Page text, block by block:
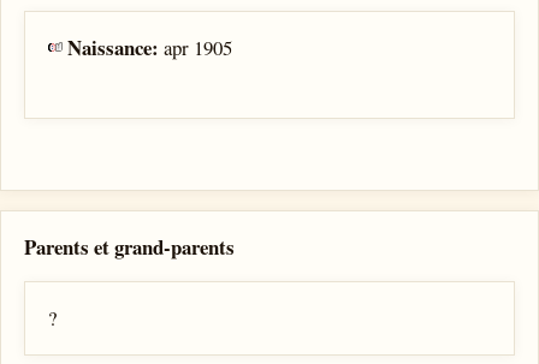
Naissance:apr 1905
Parents et grand-parents
?